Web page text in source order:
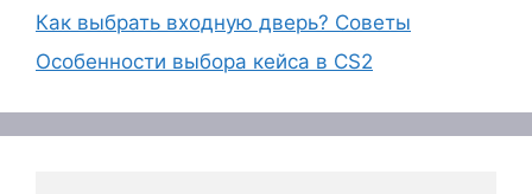
Как выбрать входную дверь? Советы
Особенности выбора кейса в CS2